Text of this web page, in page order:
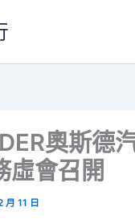
奧斯德
虛會召開
月 11 日